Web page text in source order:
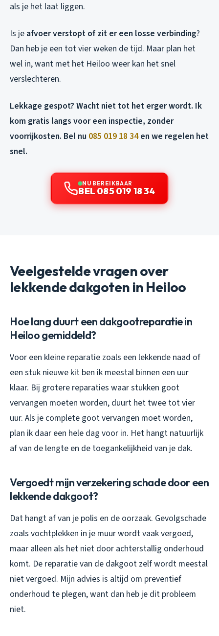
als je het laat liggen.
Is je afvoer verstopt of zit er een losse verbinding?
Dan heb je een tot vier weken de tijd. Maar plan het
wel in, want met het Heiloo weer kan het snel
verslechteren.
Lekkage gespot? Wacht niet tot het erger wordt. Ik
kom gratis langs voor een inspectie, zonder
voorrijkosten. Bel nu 085 019 18 34en we regelen het
snel.
NU BEREIKBAAR
BEL 085 019 18 34
Veelgestelde vragen over
lekkende dakgoten in Heiloo
Hoe lang duurt een dakgootreparatie in
Heiloo gemiddeld?
Voor een kleine reparatie zoals een lekkende naad of
een stuk nieuwe kit ben ik meestal binnen een uur
klaar. Bij grotere reparaties waar stukken goot
vervangen moeten worden, duurt het twee tot vier
uur. Als je complete goot vervangen moet worden,
plan ik daar een hele dag voor in. Het hangt natuurlijk
af van de lengte en de toegankelijkheid van je dak.
Vergoedt mijn verzekering schade door een
lekkende dakgoot?
Dat hangt af van je polis en de oorzaak. Gevolgschade
zoals vochtplekken in je muur wordt vaak vergoed,
maar alleen als het niet door achterstallig onderhoud
komt. De reparatie van de dakgoot zelf wordt meestal
niet vergoed. Mijn advies is altijd om preventief
onderhoud te plegen, want dan heb je dit probleem
niet.